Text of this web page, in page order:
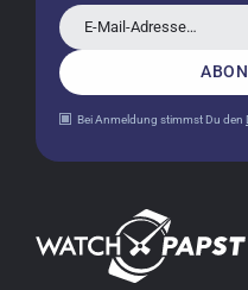
bereits mehrere
Sehr empfehlenswert!
14.02.2026
einwandfrei. Auch
Ich bin sehr
E-Mail-Adresse…
Bei Anmeldung stimmst Du den